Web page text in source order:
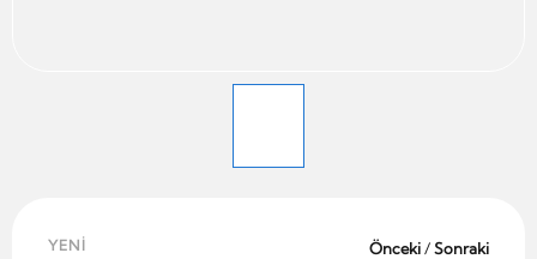
YENİ Önceki/Sonraki